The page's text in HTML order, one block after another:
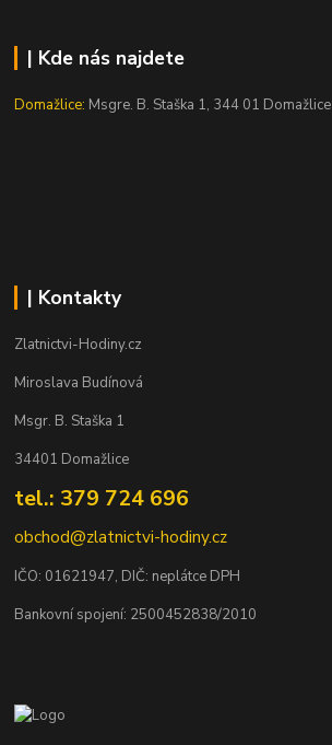
| Kde nás najdete
Domažlice: Msgre. B. Staška 1, 344 01 Domažlice
| Kontakty
Zlatnictvi-Hodiny.cz
Miroslava Budínová
Msgr. B. Staška 1
34401 Domažlice
tel.: 379 724 696
obchod@zlatnictvi-hodiny.cz
IČO: 01621947, DIČ: neplátce DPH
Bankovní spojení: 2500452838/2010